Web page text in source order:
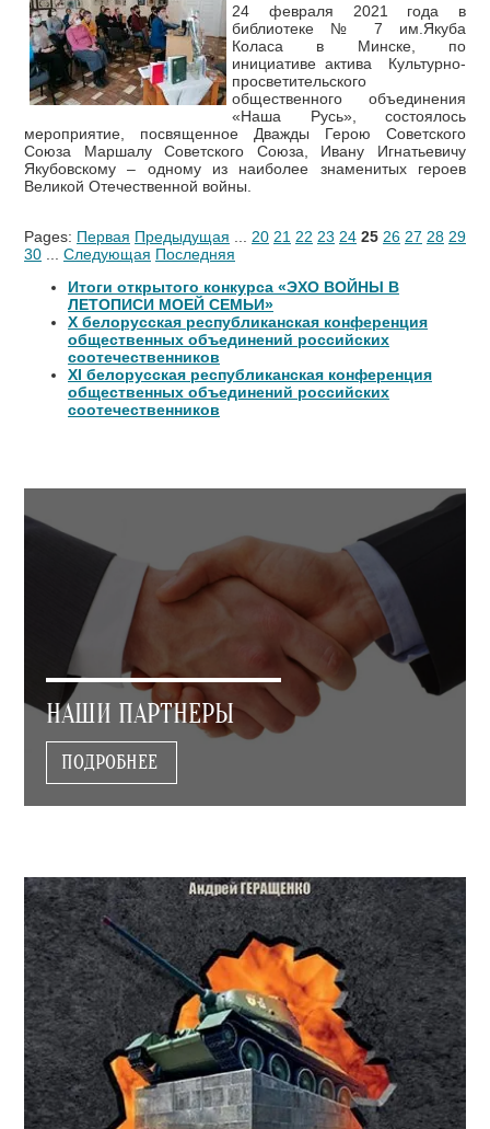
24 февраля 2021 года в
библиотеке № 7 им.Якуба
Коласа в Минске, по
инициативе актива Культурно-
просветительского
общественного объединения
«Наша Русь», состоялось
мероприятие, посвященное Дважды Герою Советского
Союза Маршалу Советского Союза, Ивану Игнатьевичу
Якубовскому – одному из наиболее знаменитых героев
Великой Отечественной войны.
Pages: Первая Предыдущая 20 21 22 23 24 25 26 27 28 29
30
Следующая Последняя
Итоги открытого конкурса «ЭХО ВОЙНЫ В
ЛЕТОПИСИ МОЕЙ СЕМЬИ»
Х белорусская республиканская конференция
общественных объединений российских
соотечественников
XI белорусская республиканская конференция
общественных объединений российских
соотечественников
НАШИ ПАРТНЕРЫ
ПОДРОБНЕЕ